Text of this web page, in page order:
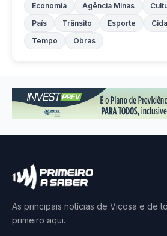
Economia
Agência Minas
País
Trânsito Esporte
Tempo
Obras
As principais notícias de Viçosa e de
primeiro aqui.